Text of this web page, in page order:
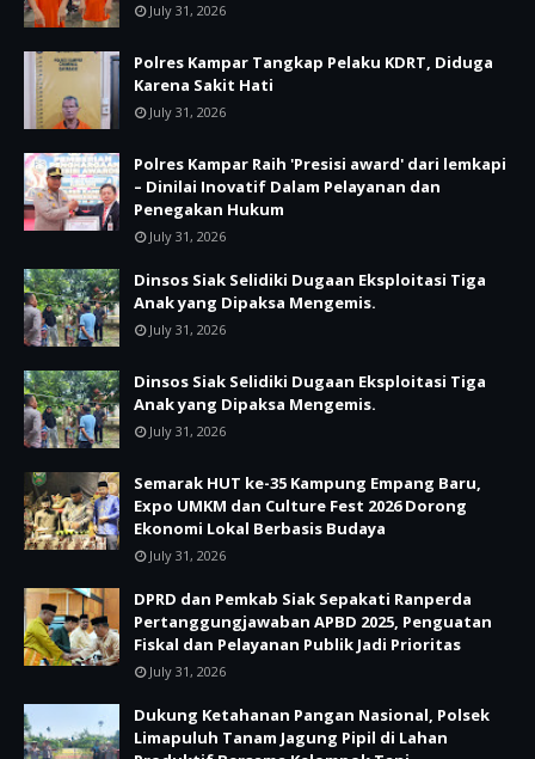
July 31, 2026
Polres Kampar Tangkap Pelaku KDRT, Diduga
Karena Sakit Hati
July 31, 2026
Polres Kampar Raih 'Presisi award' dari lemkapi
– Dinilai Inovatif Dalam Pelayanan dan
Penegakan Hukum
July 31, 2026
Dinsos Siak Selidiki Dugaan Eksploitasi Tiga
Anak yang Dipaksa Mengemis.
July 31, 2026
Dinsos Siak Selidiki Dugaan Eksploitasi Tiga
Anak yang Dipaksa Mengemis.
July 31, 2026
Semarak HUT ke-35 Kampung Empang Baru,
Expo UMKM dan Culture Fest 2026 Dorong
Ekonomi Lokal Berbasis Budaya
July 31, 2026
DPRD dan Pemkab Siak Sepakati Ranperda
Pertanggungjawaban APBD 2025, Penguatan
Fiskal dan Pelayanan Publik Jadi Prioritas
July 31, 2026
Dukung Ketahanan Pangan Nasional, Polsek
Limapuluh Tanam Jagung Pipil di Lahan